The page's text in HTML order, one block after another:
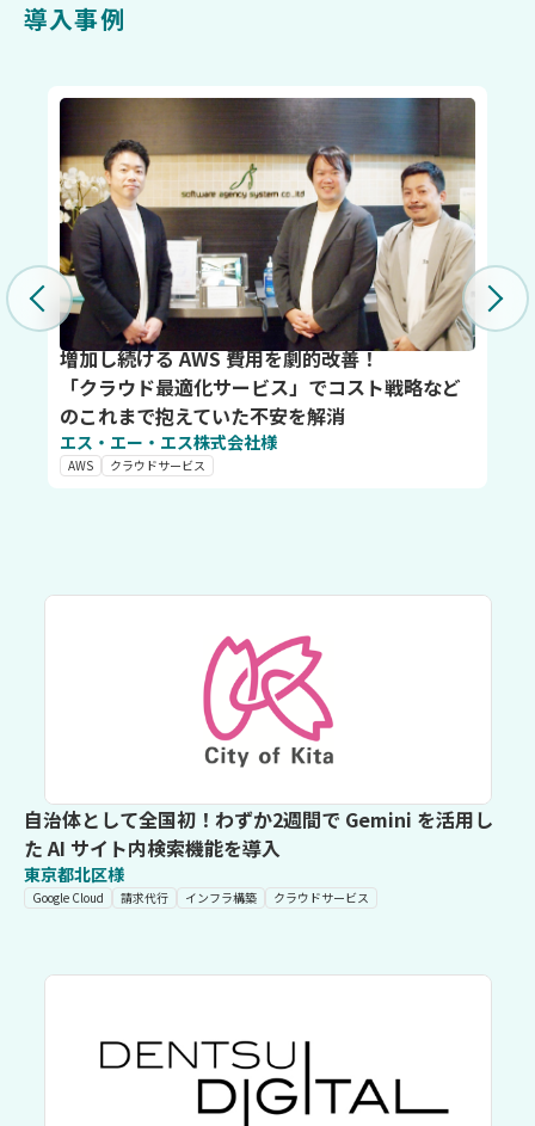
導入事例
増加し続ける AWS 費用を劇的改善！
「クラウド最適化サービス」でコスト戦略など
のこれまで抱えていた不安を解消
エス・エー・エス株式会社様
AWS クラウドサービス
自治体として全国初！わずか2週間で Gemini を活用し
た AI サイト内検索機能を導入
東京都北区様
Google Cloud 請求代行 インフラ構築 クラウドサービス